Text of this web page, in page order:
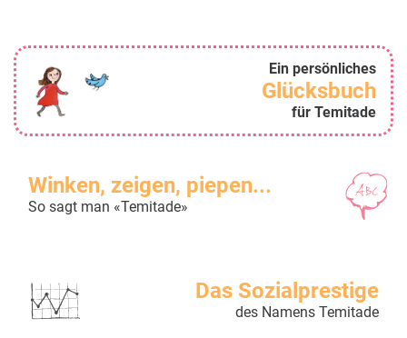
Ein persönliches
Glücksbuch
für Temitade
Winken, zeigen, piepen...
So sagt man «Temitade»
Das Sozialprestige
des Namens Temitade